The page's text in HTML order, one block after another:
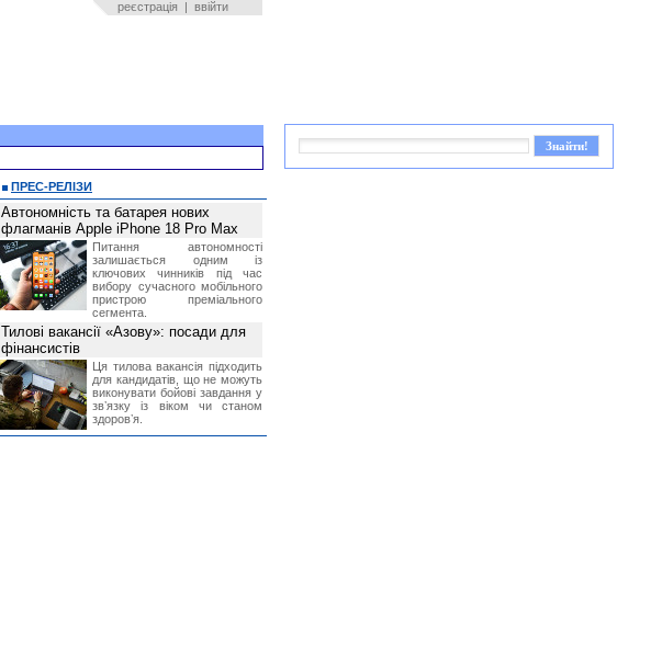
реєстрація | ввійти
ПРЕС-РЕЛІЗИ
Автономність та батарея нових
флагманів Apple iPhone 18 Pro Max
Питання автономності
залишається одним із
ключових чинників під час
вибору сучасного мобільного
пристрою преміального
сегмента.
Тилові вакансії «Азову»: посади для
фінансистів
Ця тилова вакансія підходить
для кандидатів, що не можуть
виконувати бойові завдання у
звʼязку із віком чи станом
здоровʼя.